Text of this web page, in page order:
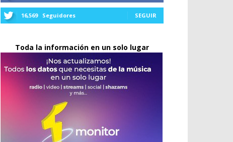
16,569 Seguidores SEGUIR
Toda la información en un solo lugar